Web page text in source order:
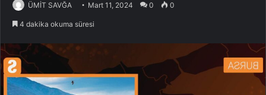
ÜMİT SAVĞA Mart 11, 2024 0 0
4 dakika okuma süresi